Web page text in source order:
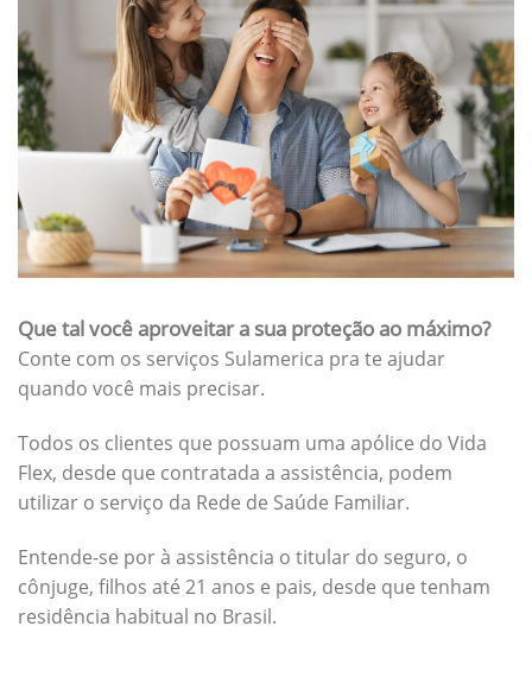
Que tal você aproveitar a sua proteção ao máximo?
Conte com os serviços Sulamerica pra te ajudar
quando você mais precisar.
Todos os clientes que possuam uma apólice do Vida
Flex, desde que contratada a assistência, podem
utilizar o serviço da Rede de Saúde Familiar.
Entende-se por à assistência o titular do seguro, o
cônjuge, filhos até 21 anos e pais, desde que tenham
residência habitual no Brasil.